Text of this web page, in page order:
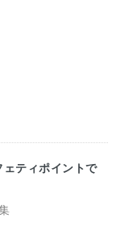
ェティポイントで